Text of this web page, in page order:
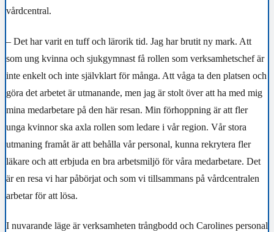
vårdcentral.
– Det har varit en tuff och lärorik tid. Jag har brutit ny mark. Att
som ung kvinna och sjukgymnast få rollen som verksamhetschef är
inte enkelt och inte självklart för många. Att våga ta den platsen och
göra det arbetet är utmanande, men jag är stolt över att ha med mig
mina medarbetare på den här resan. Min förhoppning är att fler
unga kvinnor ska axla rollen som ledare i vår region. Vår stora
utmaning framåt är att behålla vår personal, kunna rekrytera fler
läkare och att erbjuda en bra arbetsmiljö för våra medarbetare. Det
är en resa vi har påbörjat och som vi tillsammans på vårdcentralen
arbetar för att lösa.
I nuvarande läge är verksamheten trångbodd och Carolines personal